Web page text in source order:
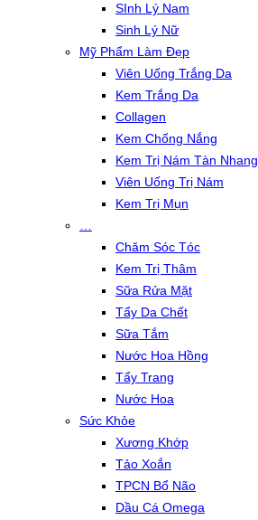
SInh Lý Nam
Sinh Lý Nữ
Mỹ Phẩm Làm Đẹp
Viên Uống Trắng Da
Kem Trắng Da
Collagen
Kem Chống Nắng
Kem Trị Nám Tàn Nhang
Viên Uống Trị Nám
Kem Trị Mụn
Chăm Sóc Tóc
Kem Trị Thâm
Sữa Rửa Mặt
Tẩy Da Chết
Sữa Tắm
Nước Hoa Hồng
Tẩy Trang
Nước Hoa
Sức Khỏe
Xương Khớp
Tảo Xoắn
TPCN Bổ Não
Dầu Cá Omega